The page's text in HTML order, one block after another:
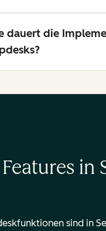
dauert die
in
sind in